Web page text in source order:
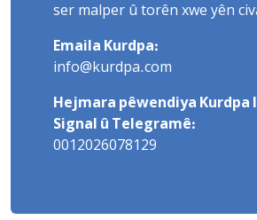
ser malper û torên xwe yên
Emaila Kurdpa:
info@kurdpa.com
Hejmara pêwendiya Kurdpa
Signal û Telegramê:
0012026078129